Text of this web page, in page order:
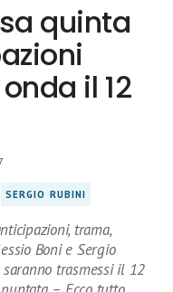
quinta
il 12
SERGIO RUBINI
trama,
Boni e Sergio
trasmessi il 12